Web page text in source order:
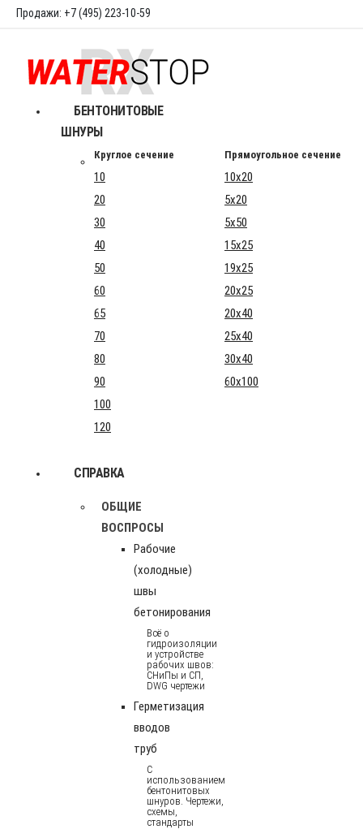
Продажи: +7 (495) 223-10-59
БЕНТОНИТОВЫЕ
ШНУРЫ
Круглое сечение Прямоугольное сечение
10
10x20
20
5x20
30
5x50
40
15x25
50
19x25
60
20x25
65
20x40
70
25x40
80
30x40
90
60x100
100
120
СПРАВКА
ОБЩИЕ
ВОСПРОСЫ
Рабочие
(холодные)
швы
бетонирования
Всё о
гидроизоляции
и устройстве
рабочих швов:
СНиПы и СП,
DWG чертежи
Герметизация
вводов
труб
С
использованием
бентонитовых
шнуров. Чертежи,
схемы,
стандарты